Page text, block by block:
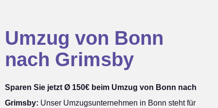
Umzug von Bonn
nach Grimsby
Sparen Sie jetzt Ø 150€ beim Umzug von Bonn nach
Grimsby: Unser Umzugsunternehmen in Bonn steht für